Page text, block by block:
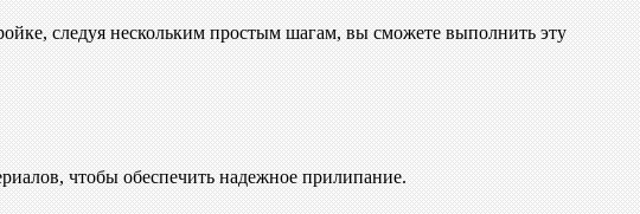
следуя нескольким простым шагам, вы сможете выполнить эту
чтобы обеспечить надежное прилипание.